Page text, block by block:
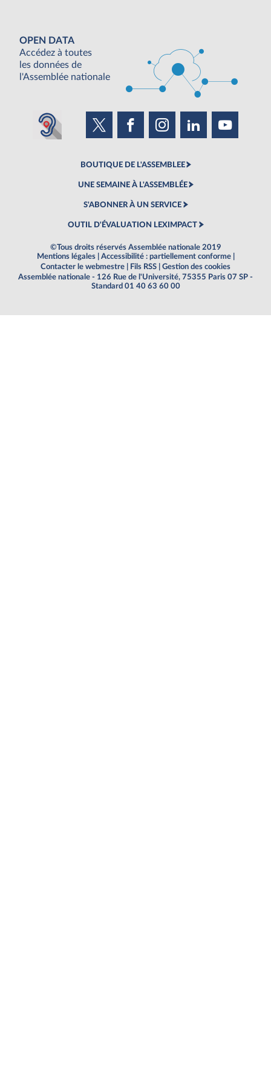
OPEN DATA
Accédez à toutes
les données de
l'Assemblée nationale
BOUTIQUE DE L'ASSEMBLEE
UNE SEMAINE À L'ASSEMBLÉE
S'ABONNER À UN SERVICE
OUTIL D'ÉVALUATION LEXIMPACT
©Tous droits réservés Assemblée nationale 2019
Mentions légales
Accessibilité : partiellement conforme
Contacter le webmestre
Fils RSS
Gestion des cookies
Assemblée nationale - 126 Rue de l'Université, 75355 Paris 07 SP -
Standard 01 40 63 60 00